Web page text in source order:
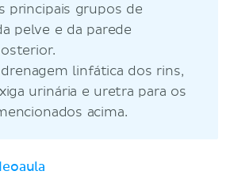
principais grupos de
pelve e da parede
linfática dos rins,
urinária e uretra para os
acima.